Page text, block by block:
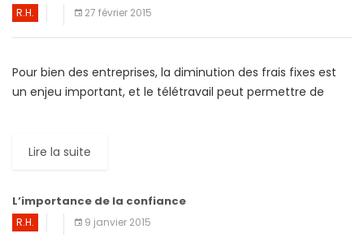
R.H. 27 février 2015
Pour bien des entreprises, la diminution des frais fixes est
un enjeu important, et le télétravail peut permettre de
Lire la suite
L’importance de la confiance
R.H. 9 janvier 2015